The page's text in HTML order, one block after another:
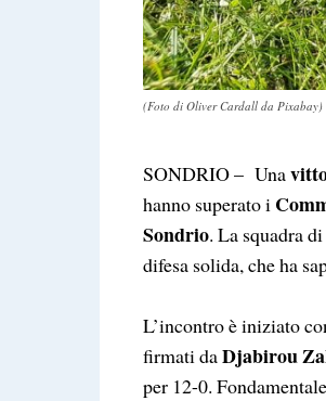
(Foto di Oliver Cardall da Pixabay)
SONDRIO – Una
hanno superato i
Sondrio. La squadra
difesa solida, che ha
L’incontro è iniziato
firmati daDjabirou
per 12-0.